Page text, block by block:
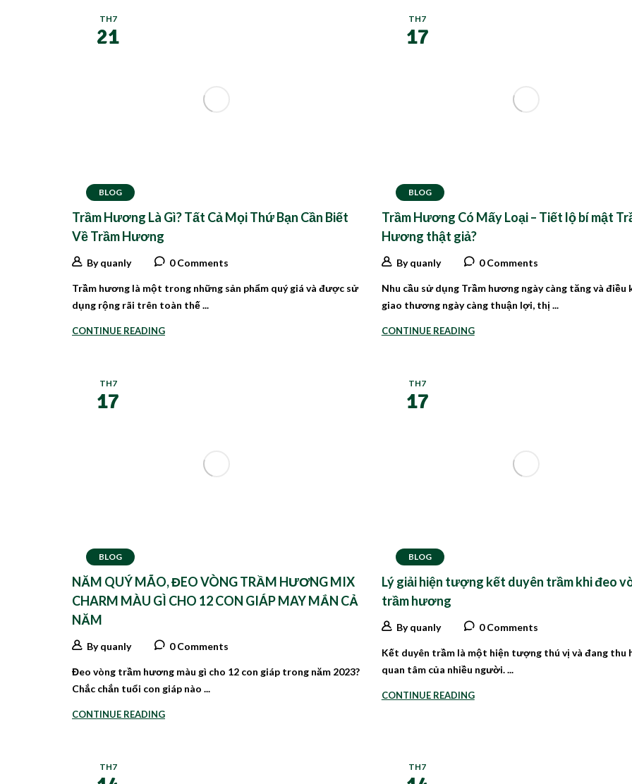
BLOG
TH7
21
Trầm Hương Là Gì? Tất Cả Mọi Thứ Bạn Cần Biết
Về Trầm Hương
By quanly 0 Comments
Trầm hương là một trong những sản phẩm quý giá và được sử
dụng rộng rãi trên toàn thế ...
CONTINUE READING
BLOG
TH7
17
Trầm Hương Có Mấy Loại – Tiết lộ bí mật
Hương thật giả?
By quanly 0 Comments
Nhu cầu sử dụng Trầm hương ngày càng tăng và điều
giao thương ngày càng thuận lợi, thị ...
CONTINUE READING
BLOG
TH7
17
NĂM QUÝ MÃO, ĐEO VÒNG TRẦM HƯƠNG MIX
CHARM MÀU GÌ CHO 12 CON GIÁP MAY MẮN CẢ
NĂM
By quanly 0 Comments
Đeo vòng trầm hương màu gì cho 12 con giáp trong năm 2023?
Chắc chắn tuổi con giáp nào ...
CONTINUE READING
BLOG
TH7
17
Lý giải hiện tượng kết duyên trầm khi đeo
trầm hương
By quanly 0 Comments
Kết duyên trầm là một hiện tượng thú vị và đang thu
quan tâm của nhiều người. ...
CONTINUE READING
TH7 TH7